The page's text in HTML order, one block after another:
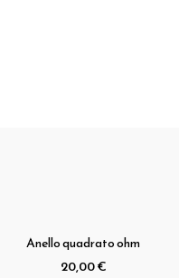
Anello quadrato ohm
20,00 €